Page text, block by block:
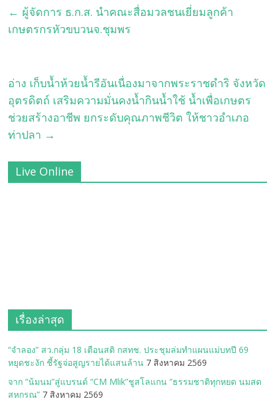
← ผู้จัดการ ธ.ก.ส. นำคณะสื่อมวลชนเยี่ยมลูกค้า
เกษตรกรหัวขบวนจ.ชุมพร
อ่าง เก็บน้ำห้วยน้ำรีอันเนื่องมาจากพระราชดำริ จังหวัด
อุตรดิตถ์ เสริมความมั่นคงน้ำกินน้ำใช้ น้ำเพื่อเกษตร
ช่วยสร้างอาชีพ ยกระดับคุณภาพชีวิต ให้ชาวอำเภอ
ท่าปลา →
Live Online
เรื่องล่าสุด
“จำลอง” สว.กลุ่ม 18 เตือนสติ กสทช. ประชุมล่มทำแผนแม่บทปี 69
หยุดชะงัก ชี้รัฐจ่อสูญรายได้แสนล้าน 7 สิงหาคม 2569
จาก “น้มนม”สู่แบรนด์ “CM Mlik”ชูสโลแกน “ธรรมชาติทุกหยด นมสด
สหกรณ” 7 สิงหาคม 2569